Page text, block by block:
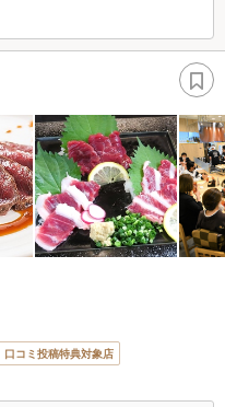
口コミ投稿特典対象店